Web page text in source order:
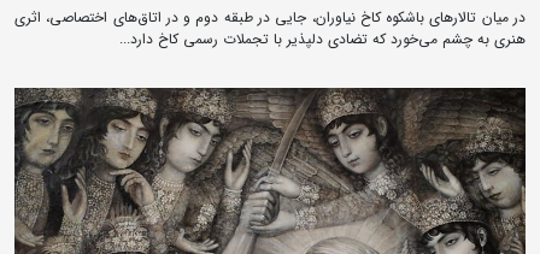
در میان تالارهای باشکوه کاخ نیاوران، جایی در طبقه دوم و در اتاق‌های اختصاصی، اثری
هنری به چشم می‌خورد که تضادی دلپذیر با تجملات رسمی کاخ دارد...